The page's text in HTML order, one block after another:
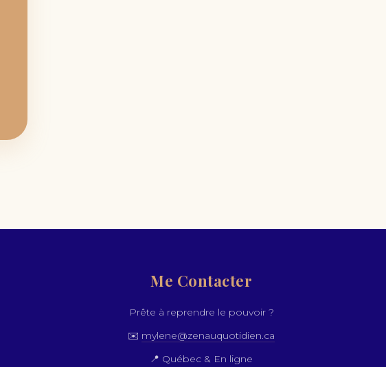
Me Contacter
Prête à reprendre le pouvoir ?
✉️ mylene@zenauquotidien.ca
📍 Québec & En ligne